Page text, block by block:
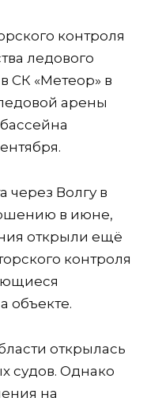
контроля
ледового
СК «Метеор» в
арены
через Волгу в
в июне,
открыли ещё
контроля
объекте.
открылась
судов. Однако
на